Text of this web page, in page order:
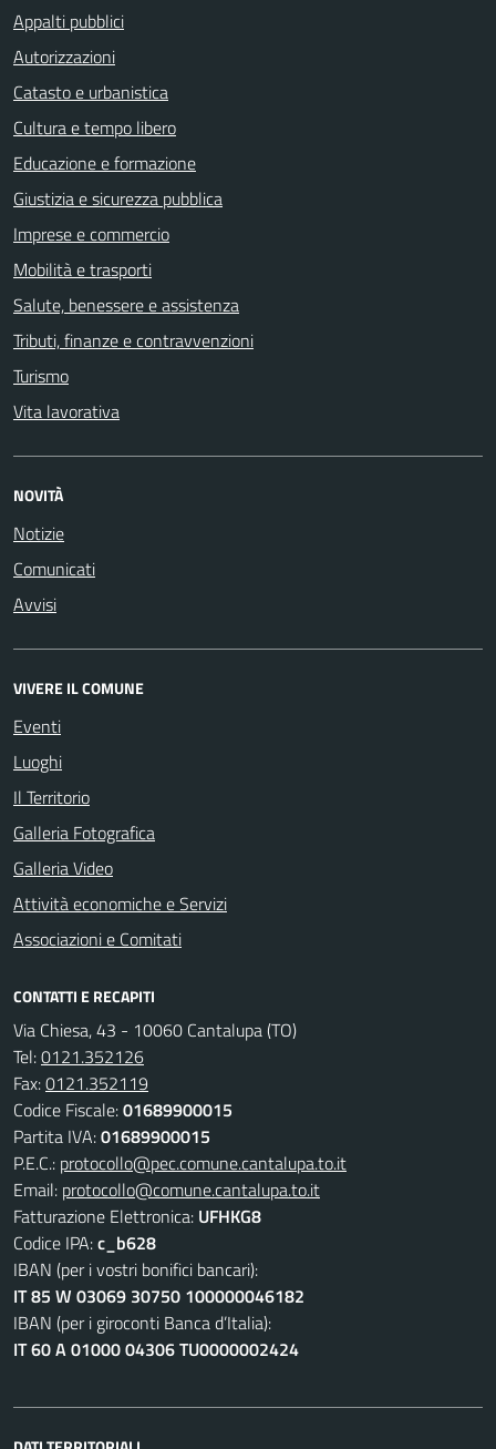
Appalti pubblici
Autorizzazioni
Catasto e urbanistica
Cultura e tempo libero
Educazione e formazione
Giustizia e sicurezza pubblica
Imprese e commercio
Mobilità e trasporti
Salute, benessere e assistenza
Tributi, finanze e contravvenzioni
Turismo
Vita lavorativa
NOVITÀ
Notizie
Comunicati
Avvisi
VIVERE IL COMUNE
Eventi
Luoghi
Il Territorio
Galleria Fotografica
Galleria Video
Attività economiche e Servizi
Associazioni e Comitati
CONTATTI E RECAPITI
Via Chiesa, 43 - 10060 Cantalupa (TO)
Tel:0121.352126
Fax:0121.352119
Codice Fiscale:01689900015
Partita IVA:01689900015
P.E.C.: protocollo@pec.comune.cantalupa.to.it
Email: protocollo@comune.cantalupa.to.it
Fatturazione Elettronica: UFHKG8
Codice IPA:c_b628
IBAN (per i vostri bonifici bancari):
IT 85 W 03069 30750 100000046182
IBAN (per i giroconti Banca d’Italia):
IT 60 A 01000 04306 TU0000002424